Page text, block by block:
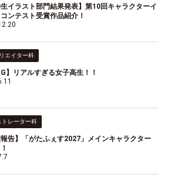
生イラスト部門結果発表】第10回キャラクターイ
ンテスト受賞作品紹介！
エイター科
】リアルすぎる女子高生！！
トレーター科
報告】「がたふぇす2027」メインキャラクター